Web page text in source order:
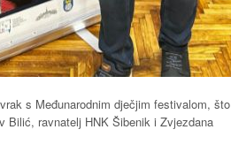
s Međunarodnim dječjim festivalom, što
Bilić, ravnatelj HNK Šibenik i Zvjezdana